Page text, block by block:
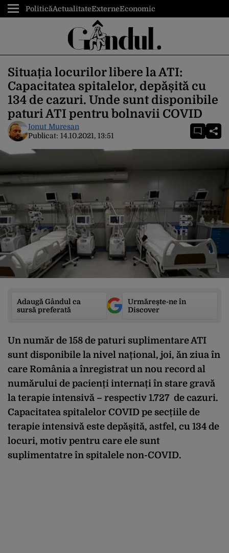
PoliticăActualitateExterneEconomic
Situația locurilor libere la ATI:
Capacitatea spitalelor, depășită cu
134 de cazuri. Unde sunt disponibile
paturi ATI pentru bolnavii COVID
Ionut Muresan
Publicat: 14.10.2021, 13:51
Adaugă Gândul ca
sursă preferată
Urmărește-ne în
Discover
Un număr de 158 de paturi suplimentare ATI
sunt disponibile la nivel național, joi, ăn ziua în
care România a înregistrat un nou record al
numărului de pacienți internați în stare gravă
la terapie intensivă – respectiv 1.727 de cazuri.
Capacitatea spitalelor COVID pe secțiile de
terapie intensivă este depășită, astfel, cu 134 de
locuri, motiv pentru care ele sunt
suplimentatre în spitalele non-COVID.